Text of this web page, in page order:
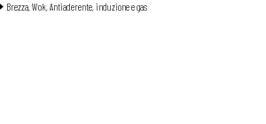
Brezza, Wok, Antiaderente, induzione e gas